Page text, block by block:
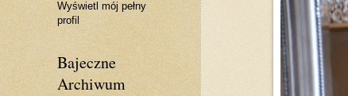
Wyświetl mój pełny
profil
Bajeczne
Archiwum